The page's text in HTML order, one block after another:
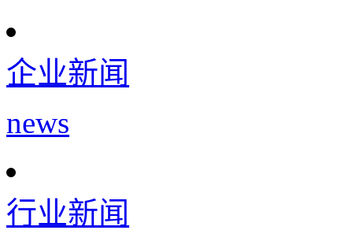
企业新闻
news
行业新闻